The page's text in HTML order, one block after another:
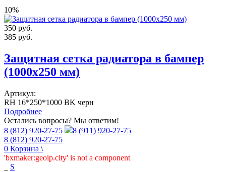
10%
350 руб.
385 руб.
Защитная сетка радиатора в бампер
(1000х250 мм)
Артикул:
RH 16*250*1000 BK черн
Подробнее
Остались вопросы? Мы ответим!
8 (812) 920-27-75
8 (911) 920-27-75
8 (812) 920-27-75
0 Корзина \
'bxmaker:geoip.city' is not a component
S